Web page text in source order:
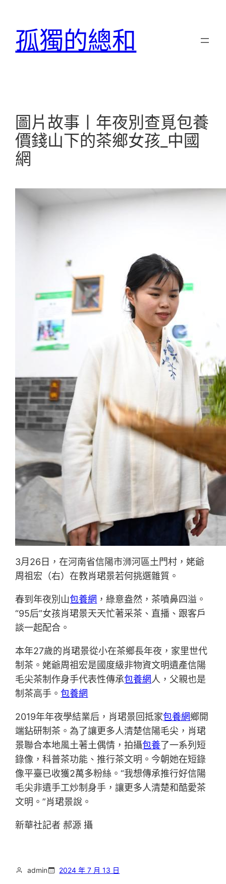
孤獨的總和
圖片故事丨年夜別查覓包養
價錢山下的茶鄉女孩_中國
網
3月26日，在河南省信陽市浉河區土門村，姥爺
周祖宏（右）在教肖珺景若何挑選雜質。
春到年夜別山包養網 ，綠意盎然，茶噴鼻四溢。
“95后”女孩肖珺景天天忙著采茶、直播、跟客戶
談一起配合。
本年27歲的肖珺景從小在茶鄉長年夜，家里世代
制茶。姥爺周祖宏是國度級非物資文明遺產信陽
毛尖茶制作身手代表性傳承包養網人，父親也是
制茶高手。包養網
2019年年夜學結業后，肖珺景回抵家包養網鄉開
端鉆研制茶。為了讓更多人清楚信陽毛尖，肖珺
景聯合本地風土著土偶情，拍攝包養了一系列短
錄像，科普茶功能、推行茶文明。今朝她在短錄
像平臺已收獲2萬多粉絲。“我想傳承推行好信陽
毛尖非遺手工炒制身手，讓更多人清楚和酷愛茶
文明。”肖珺景說。
新華社記者 郝源 攝
admin 2024 年 7 月 13 日